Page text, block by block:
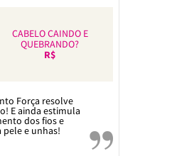
CABELO CAINDO E
QUEBRANDO?
R$
Força resolve
E ainda estimula
dos fios e
pele e unhas!